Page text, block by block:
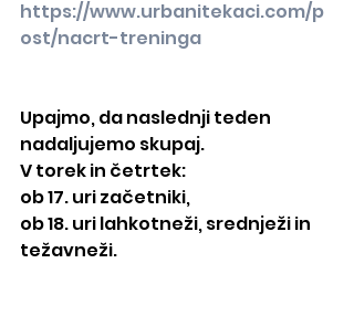
https://www.urbanitekaci.com/p
ost/nacrt-treninga
Upajmo, da naslednji teden
nadaljujemo skupaj.
V torek in četrtek:
ob 17. uri začetniki,
ob 18. uri lahkotneži, srednježi in
težavneži.